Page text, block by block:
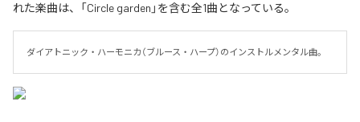
れた楽曲は、「Circle garden」を含む全1曲となっている。
ダイアトニック・ハーモニカ（ブルース・ハープ）のインストルメンタル曲。